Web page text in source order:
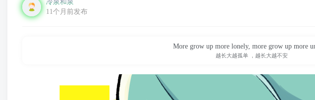
冷泉和泉
11个月前发布
More grow up more lonely, more grow up more
越长大越孤单 ，越长大越不安